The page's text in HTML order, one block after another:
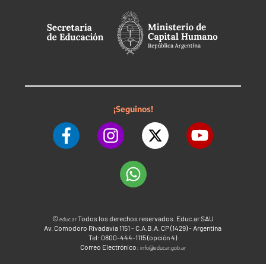
¡Seguinos!
©educ.arTodos los derechos reservados. Educ.ar SAU
Av. Comodoro Rivadavia 1151 - C.A.B.A. CP (1429) - Argentina
Tel: 0800-444-1115 (opción 4)
Correo Electrónico: info@educar.gob.ar